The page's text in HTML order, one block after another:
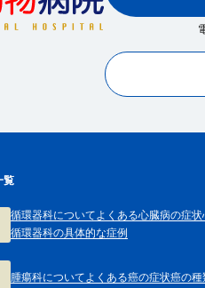
覧
循環器科についてよくある心臓病の症状
循環器科の具体的な症例
腫瘍科についてよくある癌の症状癌の種